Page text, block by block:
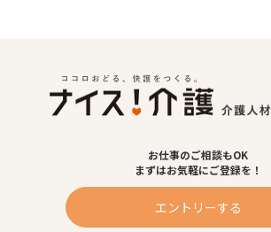
お仕事のご相談もOK
まずはお気軽にご登録を！
エントリーする